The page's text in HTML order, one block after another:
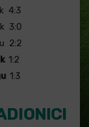
4:3
3:0
2:2
1:2
1:3